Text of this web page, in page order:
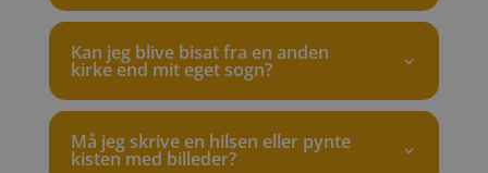
Kan jeg blive bisat fra en anden
kirke end mit eget sogn?
Må jeg skrive en hilsen eller pynte
kisten med billeder?